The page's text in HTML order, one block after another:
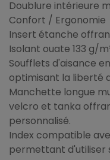
Doublure intérieure
Confort / Ergonomie
Insert étanche
Isolant ouate 133 g/
Soufflets d'aisance
optimisant la liberté
Manchette longue
velcro et tanka
personnalisé.
Index compatible
permettant d'utiliser